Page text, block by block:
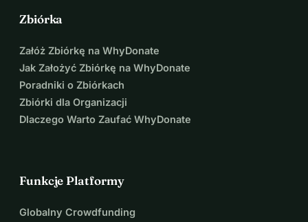
Zbiórka
Załóż Zbiórkę na WhyDonate
Jak Założyć Zbiórkę na WhyDonate
Poradniki o Zbiórkach
Zbiórki dla Organizacji
Dlaczego Warto Zaufać WhyDonate
Funkcje Platformy
Globalny Crowdfunding